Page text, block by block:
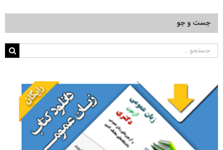
جست و جو
جستجو